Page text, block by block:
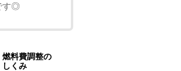
す◎
燃料費調整の
しくみ